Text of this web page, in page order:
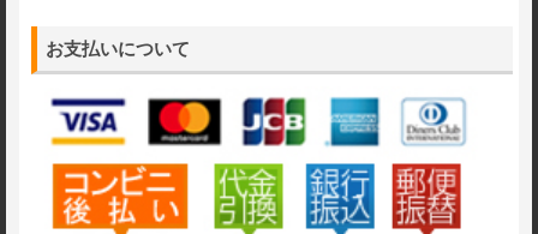
お支払いについて